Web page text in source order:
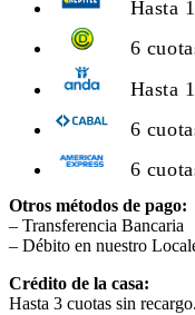
Hasta
6
Hasta
6
6
Otros métodos de pago:
– Transferencia Bancaria
– Débito en nuestro
Crédito de la casa:
Hasta 3 cuotas sin recargo.